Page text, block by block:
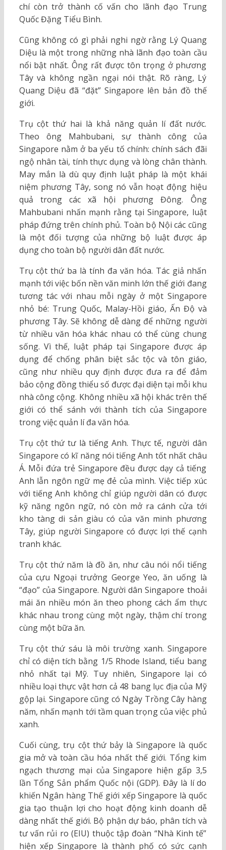
chí còn trở thành cố vấn cho lãnh đạo Trung
Quốc Đặng Tiểu Bình.
Cũng không có gì phải nghi ngờ rằng Lý Quang
Diệu là một trong những nhà lãnh đạo toàn cầu
nổi bật nhất. Ông rất được tôn trọng ở phương
Tây và không ngần ngại nói thật. Rõ ràng, Lý
Quang Diệu đã “đặt” Singapore lên bản đồ thế
giới.
Trụ cột thứ hai là khả năng quản lí đất nước.
Theo ông Mahbubani, sự thành công của
Singapore nằm ở ba yếu tố chính: chính sách đãi
ngộ nhân tài, tính thực dụng và lòng chân thành.
May mắn là dù quy định luật pháp là một khái
niệm phương Tây, song nó vẫn hoạt động hiệu
quả trong các xã hội phương Đông. Ông
Mahbubani nhấn mạnh rằng tại Singapore, luật
pháp đứng trên chính phủ. Toàn bộ Nội các cũng
là một đối tượng của những bộ luật được áp
dụng cho toàn bộ người dân đất nước.
Trụ cột thứ ba là tính đa văn hóa. Tác giả nhấn
mạnh tới việc bốn nền văn minh lớn thế giới đang
tương tác với nhau mỗi ngày ở một Singapore
nhỏ bé: Trung Quốc, Malay-Hồi giáo, Ấn Độ và
phương Tây. Sẽ không dễ dàng để những người
từ nhiều văn hóa khác nhau có thể cùng chung
sống. Vì thế, luật pháp tại Singapore được áp
dụng để chống phân biệt sắc tộc và tôn giáo,
cũng như nhiều quy định được đưa ra để đảm
bảo cộng đồng thiểu số được đại diện tại mỗi khu
nhà công cộng. Không nhiều xã hội khác trên thế
giới có thể sánh với thành tích của Singapore
trong việc quản lí đa văn hóa.
Trụ cột thứ tư là tiếng Anh. Thực tế, người dân
Singapore có kĩ năng nói tiếng Anh tốt nhất châu
Á. Mỗi đứa trẻ Singapore đều được dạy cả tiếng
Anh lẫn ngôn ngữ mẹ đẻ của mình. Việc tiếp xúc
với tiếng Anh không chỉ giúp người dân có được
kỹ năng ngôn ngữ, nó còn mở ra cánh cửa tới
kho tàng di sản giàu có của văn minh phương
Tây, giúp người Singapore có được lợi thế cạnh
tranh khác.
Trụ cột thứ năm là đồ ăn, như câu nói nổi tiếng
của cựu Ngoại trưởng George Yeo, ăn uống là
“đạo” của Singapore. Người dân Singapore thoải
mái ăn nhiều món ăn theo phong cách ẩm thực
khác nhau trong cùng một ngày, thậm chí trong
cùng một bữa ăn.
Trụ cột thứ sáu là môi trường xanh. Singapore
chỉ có diện tích bằng 1/5 Rhode Island, tiểu bang
nhỏ nhất tại Mỹ. Tuy nhiên, Singapore lại có
nhiều loại thực vật hơn cả 48 bang lục địa của Mỹ
gộp lại. Singapore cũng có Ngày Trồng Cây hàng
năm, nhấn mạnh tới tầm quan trọng của việc phủ
xanh.
Cuối cùng, trụ cột thứ bảy là Singapore là quốc
gia mở và toàn cầu hóa nhất thế giới. Tổng kim
ngạch thương mại của Singapore hiện gấp 3,5
lần Tổng Sản phẩm Quốc nội (GDP). Đây là lí do
khiến Ngân hàng Thế giới xếp Singapore là quốc
gia tạo thuận lợi cho hoạt động kinh doanh dễ
dàng nhất thế giới. Bộ phận dự báo, phân tích và
tư vấn rủi ro (EIU) thuộc tập đoàn “Nhà Kinh tế”
hiện xếp Singapore là thành phố có sức cạnh